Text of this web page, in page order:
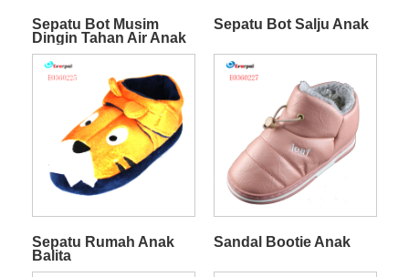
Sepatu Bot Musim
Dingin Tahan Air Anak
Laki-Laki
Sepatu Bot Salju Anak
Sepatu Rumah Anak
Balita
Sandal Bootie Anak